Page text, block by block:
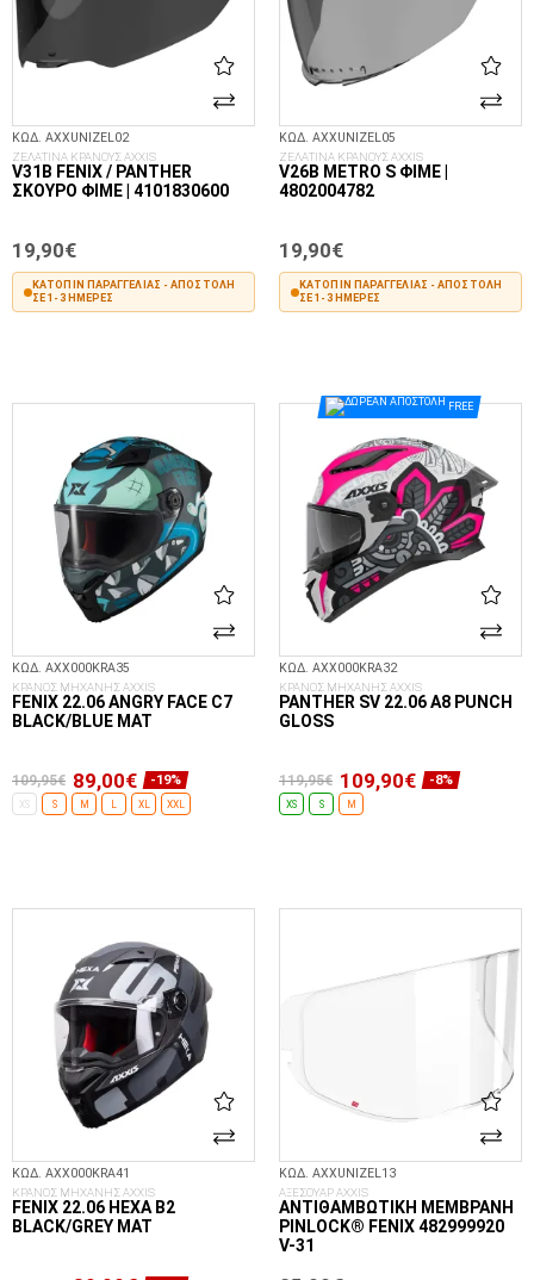
ΚΩΔ. AXXUNIZEL02
ΖΕΛΑΤΙΝΑ ΚΡΑΝΟΥΣ AXXIS
V31B FENIX / PANTHER
ΣΚΟΎΡΟ ΦΙΜΈ | 4101830600
19,90€
ΚΑΤΌΠΙΝ ΠΑΡΑΓΓΕΛΊΑΣ - ΑΠΟΣΤΟΛΉ
ΣΕ 1-3 ΗΜΈΡΕΣ
ΚΩΔ. AXXUNIZEL05
ΖΕΛΑΤΙΝΑ ΚΡΑΝΟΥΣ AXXIS
V26B METRO S ΦΙΜΈ |
4802004782
19,90€
ΚΑΤΌΠΙΝ ΠΑΡΑΓΓΕΛΊΑΣ - ΑΠΟΣΤΟΛΉ
ΣΕ 1-3 ΗΜΈΡΕΣ
ΚΩΔ. AXX000KRA35
ΚΡΑΝΟΣ ΜΗΧΑΝΗΣ AXXIS
FENIX 22.06 ANGRY FACE C7
BLACK/BLUE MAT
109,95€ 89,00€ -19%
XS S M XL XXL
FREE
ΚΩΔ. AXX000KRA32
ΚΡΑΝΟΣ ΜΗΧΑΝΗΣ AXXIS
PANTHER SV 22.06 A8 PUNCH
GLOSS
119,95€ 109,90€ -8%
XS S M
ΚΩΔ. AXX000KRA41
ΚΡΑΝΟΣ ΜΗΧΑΝΗΣ AXXIS
FENIX 22.06 HEXA B2
BLACK/GREY MAT
ΚΩΔ. AXXUNIZEL13
ΑΞΕΣΟΥΑΡ AXXIS
ΑΝΤΙΘΑΜΒΩΤΙΚΉ ΜΕΜΒΡΆΝΗ
PINLOCK® FENIX 482999920
V-31